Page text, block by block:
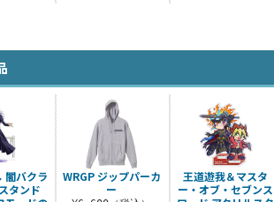
WRGP ジップパーカ
ー
王道遊我＆マスタ
ー・オブ・セブンス
闇バクラ
タンド